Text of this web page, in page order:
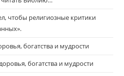
чтобы религиозные критики
богатства и мудрости
богатства и мудрости